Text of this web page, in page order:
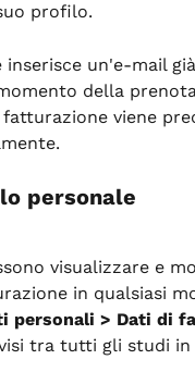
profilo.
inserisce un'e-mail
della
viene
personale
visualizzare e
in qualsiasi
personali > Dati di
tra tutti gli studi